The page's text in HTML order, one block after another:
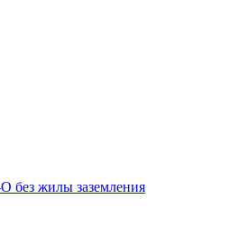
без жилы заземления